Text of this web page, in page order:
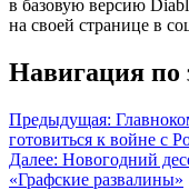
в базовую версию
на своей странице в
Навигация по
Предыдущая:
готовиться к войне с
Далее: Новогодний
«Графские развалины»